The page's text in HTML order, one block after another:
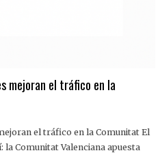
mejoran el tráfico en la
el tráfico en la Comunitat El
Comunitat Valenciana apuesta